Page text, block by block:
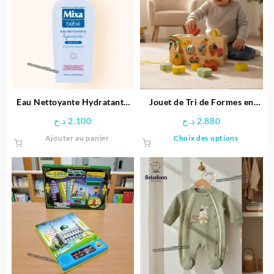
Les
options
être
choisies
sur
la
page
Eau Nettoyante Hydratante
2.100 د.ج
Ajouter au panier
Jouet de Tri de Formes en
2.880 د.ج
Choix des options
a
Les
options
choisies
sur